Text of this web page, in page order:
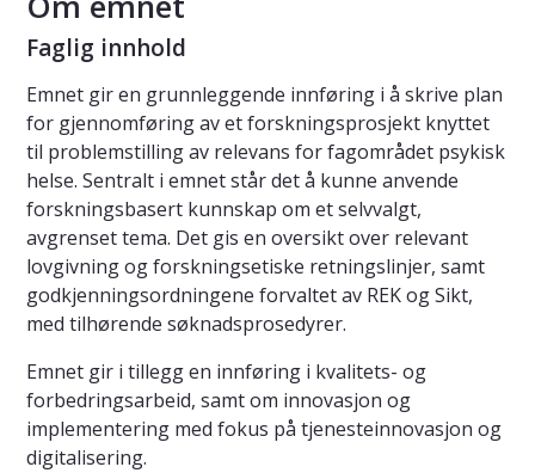
Faglig innhold
Emnet gir en grunnleggende innføring i å skrive plan
for gjennomføring av et forskningsprosjekt knyttet
til problemstilling av relevans for fagområdet psykisk
helse. Sentralt i emnet står det å kunne anvende
forskningsbasert kunnskap om et selvvalgt,
avgrenset tema. Det gis en oversikt over relevant
lovgivning og forskningsetiske retningslinjer, samt
godkjenningsordningene forvaltet av REK og Sikt,
med tilhørende søknadsprosedyrer.
Emnet gir i tillegg en innføring i kvalitets- og
forbedringsarbeid, samt om innovasjon og
implementering med fokus på tjenesteinnovasjon og
digitalisering.